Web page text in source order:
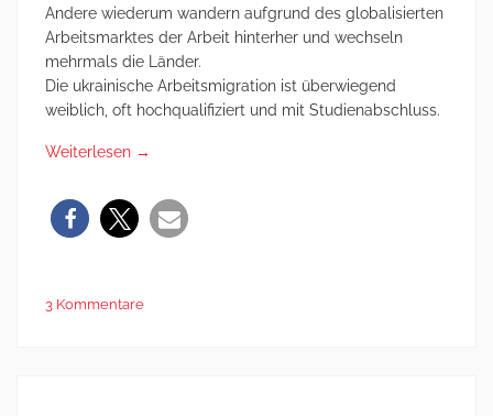
Andere wiederum wandern aufgrund des globalisierten
Arbeitsmarktes der Arbeit hinterher und wechseln
mehrmals die Länder.
Die ukrainische Arbeitsmigration ist überwiegend
weiblich, oft hochqualifiziert und mit Studienabschluss.
Weiterlesen →
3 Kommentare